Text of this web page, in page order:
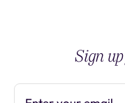
Sign